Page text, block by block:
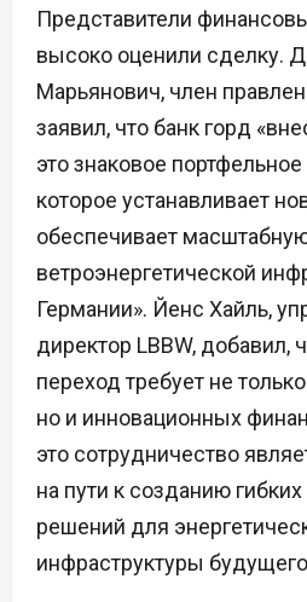
Представители
высоко оценили сделку.
Марьянович, член
заявил, что банк горд
это знаковое
которое устанавливает
обеспечивает
ветроэнергетической
Германии». Йенс Хайль,
директор LBBW, добавил,
переход требует не
но и инновационных
это сотрудничество
на пути к созданию
решений для
инфраструктуры